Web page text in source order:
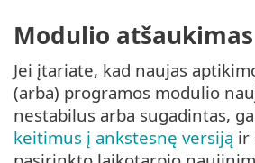
Modulio atšaukimas
Jei įtariate, kad naujas
(arba) programos modulio
nestabilus arba sugadintas,
keitimus į ankstesnę versiją ir